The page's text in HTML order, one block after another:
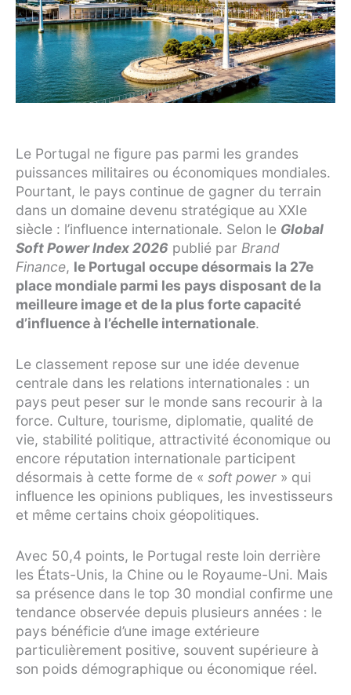
Le Portugal ne figure pas parmi les grandes
puissances militaires ou économiques mondiales.
Pourtant, le pays continue de gagner du terrain
dans un domaine devenu stratégique au XXIe
siècle : l’influence internationale. Selon le Global
Soft Power Index 2026 publié par Brand
Finance, le Portugal occupe désormais la 27e
place mondiale parmi les pays disposant de la
meilleure image et de la plus forte capacité
d’influence à l’échelle internationale.
Le classement repose sur une idée devenue
centrale dans les relations internationales : un
pays peut peser sur le monde sans recourir à la
force. Culture, tourisme, diplomatie, qualité de
vie, stabilité politique, attractivité économique ou
encore réputation internationale participent
désormais à cette forme de « soft power » qui
influence les opinions publiques, les investisseurs
et même certains choix géopolitiques.
Avec 50,4 points, le Portugal reste loin derrière
les États-Unis, la Chine ou le Royaume-Uni. Mais
sa présence dans le top 30 mondial confirme une
tendance observée depuis plusieurs années : le
pays bénéficie d’une image extérieure
particulièrement positive, souvent supérieure à
son poids démographique ou économique réel.